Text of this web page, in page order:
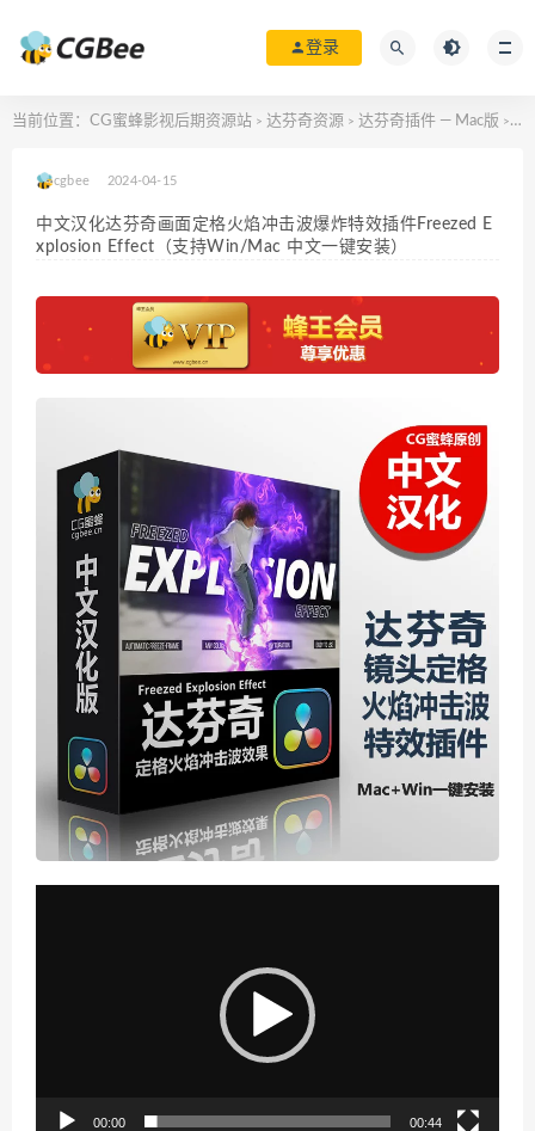
登录
当前位置： CG蜜蜂影视后期资源站 > 达芬奇资源 > 达芬奇插件 — Mac版 > 中
cgbee 2024-04-15
中文汉化达芬奇画面定格火焰冲击波爆炸特效插件Freezed E
xplosion Effect（支持Win/Mac 中文一键安装）
00:00 00:44